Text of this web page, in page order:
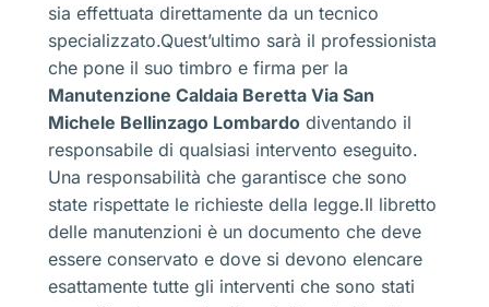
sia effettuata direttamente da un tecnico
specializzato.Quest’ultimo sarà il professionista
che pone il suo timbro e firma per la
Manutenzione Caldaia Beretta Via San
Michele Bellinzago Lombardo diventando il
responsabile di qualsiasi intervento eseguito.
Una responsabilità che garantisce che sono
state rispettate le richieste della legge.Il libretto
delle manutenzioni è un documento che deve
essere conservato e dove si devono elencare
esattamente tutte gli interventi che sono stati